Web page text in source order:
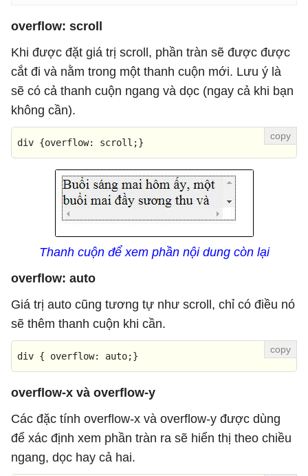
overflow: scroll
Khi được đặt giá trị scroll, phần tràn sẽ được được
cắt đi và nằm trong một thanh cuộn mới. Lưu ý là
sẽ có cả thanh cuộn ngang và dọc (ngay cả khi bạn
không cần).
div {overflow: scroll;}
Thanh cuộn để xem phần nội dung còn lại
overflow: auto
Giá trị auto cũng tương tự như scroll, chỉ có điều nó
sẽ thêm thanh cuộn khi cần.
div { overflow: auto;}
overflow-x và overflow-y
Các đặc tính overflow-x và overflow-y được dùng
để xác định xem phần tràn ra sẽ hiển thị theo chiều
ngang, dọc hay cả hai.